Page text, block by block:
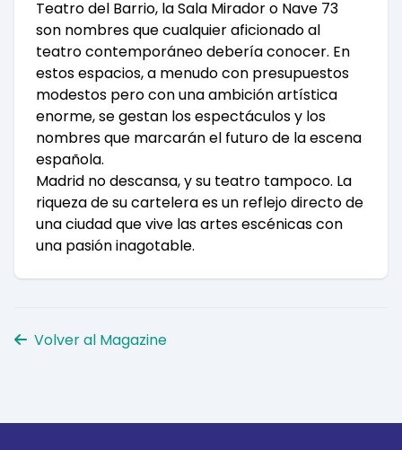
Teatro del Barrio, la Sala Mirador o Nave 73
son nombres que cualquier aficionado al
teatro contemporáneo debería conocer. En
estos espacios, a menudo con presupuestos
modestos pero con una ambición artística
enorme, se gestan los espectáculos y los
nombres que marcarán el futuro de la escena
española.
Madrid no descansa, y su teatro tampoco. La
riqueza de su cartelera es un reflejo directo de
una ciudad que vive las artes escénicas con
una pasión inagotable.
Volver al Magazine